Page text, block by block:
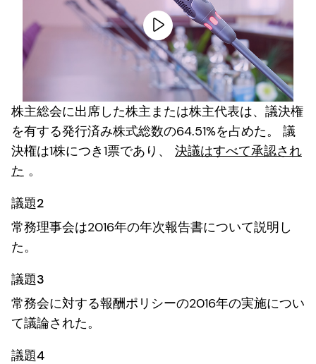
株主総会に出席した株主または株主代表は、議決権
を有する発行済み株式総数の64.51%を占めた。 議
決権は1株につき1票であり、 決議はすべて承認され
た 。
議題2
常務理事会は2016年の年次報告書について説明し
た。
議題3
常務会に対する報酬ポリシーの2016年の実施につい
て議論された。
議題4